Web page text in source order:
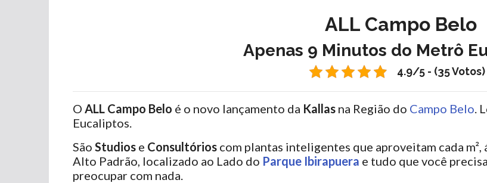
ALL Campo Belo
Apenas 9 Minutos do Metrô
4.9/5 - (35 Votos)
O ALL Campo Belo é o novo lançamento da Kallas na Região do Campo Belo .
Eucaliptos.
São Studios e Consultórios com plantas inteligentes que aproveitam cada
Alto Padrão, localizado ao Lado do Parque Ibirapuera e tudo que você
preocupar com nada.